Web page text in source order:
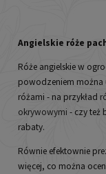
Angielskie róże
Róże angielskie w
powodzeniem można
różami - na przykład
okrywowymi - czy też
rabaty.
Równie efektownie
więcej, co można